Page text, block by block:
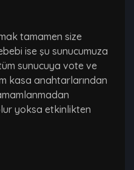
tamamen size
ise şu sunucumuza
sunucuya vote ve
kasa anahtarlarından
yoksa etkinlikten